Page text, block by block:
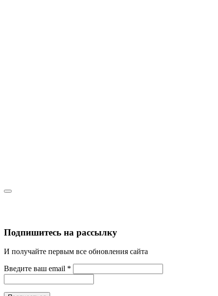
Подпишитесь на рассылку
И получайте первым все обновления сайта
Введите ваш email *